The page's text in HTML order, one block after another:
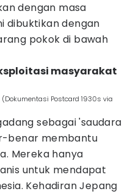
dengan masa
dibuktikan dengan
pokok di bawah
masyarakat
Postcard 1930s via
sebagai 'saudara
benar membantu
Mereka hanya
untuk mendapat
Kehadiran Jepang